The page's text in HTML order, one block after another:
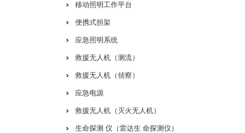
移动照明工作平台
便携式担架
应急照明系统
救援无人机（测流）
救援无人机（侦察）
应急电源
救援无人机（灭火无人机）
生命探测 仪（雷达生 命探测仪）